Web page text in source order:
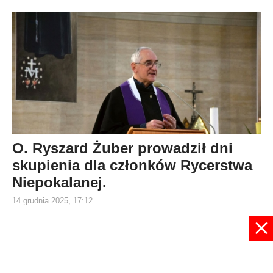
O. Ryszard Żuber prowadził dni
skupienia dla członków Rycerstwa
Niepokalanej.
14 grudnia 2025, 17:12